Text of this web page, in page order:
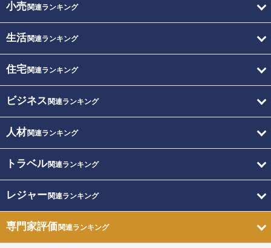
小売関連ランキング
生活関連ランキング
住宅関連ランキング
ビジネス 関連ランキング
人材関連ランキング
トラベル関連ランキング
レジャー関連ランキング
専門家評価関連ランキング